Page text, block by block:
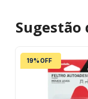
Sugestão
19% OFF